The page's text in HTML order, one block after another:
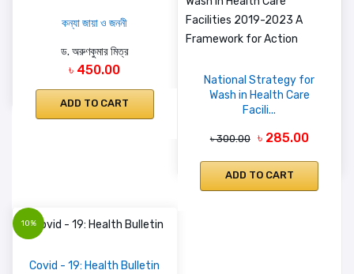
কন্যা জায়া ও জননী
ড. অরুণকুমার মিত্র
৳ 450.00
ADD TO CART
National Strategy for
Wash in Health Care
Facili...
৳ 300.00 ৳ 285.00
ADD TO CART
10%
Covid - 19: Health Bulletin